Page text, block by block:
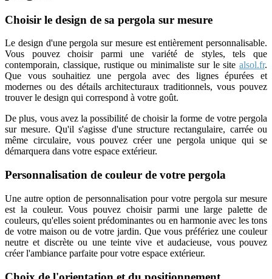
Choisir le design de sa pergola sur mesure
Le design d'une pergola sur mesure est entièrement personnalisable.
Vous pouvez choisir parmi une variété de styles, tels que
contemporain, classique, rustique ou minimaliste sur le site alsol.fr.
Que vous souhaitiez une pergola avec des lignes épurées et
modernes ou des détails architecturaux traditionnels, vous pouvez
trouver le design qui correspond à votre goût.
De plus, vous avez la possibilité de choisir la forme de votre pergola
sur mesure. Qu'il s'agisse d'une structure rectangulaire, carrée ou
même circulaire, vous pouvez créer une pergola unique qui se
démarquera dans votre espace extérieur.
Personnalisation de couleur de votre pergola
Une autre option de personnalisation pour votre pergola sur mesure
est la couleur. Vous pouvez choisir parmi une large palette de
couleurs, qu'elles soient prédominantes ou en harmonie avec les tons
de votre maison ou de votre jardin. Que vous préfériez une couleur
neutre et discrète ou une teinte vive et audacieuse, vous pouvez
créer l'ambiance parfaite pour votre espace extérieur.